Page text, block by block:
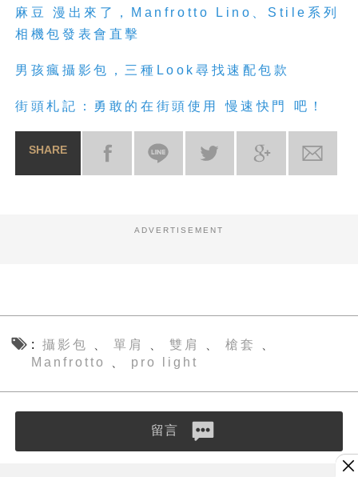
麻豆 漫出來了，Manfrotto Lino、Stile系列
相機包發表會直擊
男孩瘋攝影包，三種Look尋找速配包款
街頭札記：勇敢的在街頭使用 慢速快門 吧！
SHARE
ADVERTISEMENT
攝影包 、單肩 雙肩 槍套
Manfrotto pro light
留言